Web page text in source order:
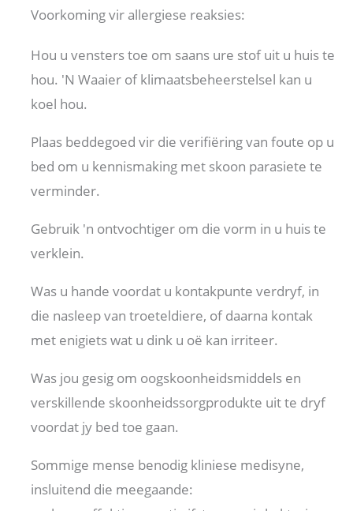
Voorkoming vir allergiese reaksies:
Hou u vensters toe om saans ure stof uit u huis te
hou. 'N Waaier of klimaatsbeheerstelsel kan u
koel hou.
Plaas beddegoed vir die verifiëring van foute op u
bed om u kennismaking met skoon parasiete te
verminder.
Gebruik 'n ontvochtiger om die vorm in u huis te
verklein.
Was u hande voordat u kontakpunte verdryf, in
die nasleep van troeteldiere, of daarna kontak
met enigiets wat u dink u oë kan irriteer.
Was jou gesig om oogskoonheidsmiddels en
verskillende skoonheidssorgprodukte uit te dryf
voordat jy bed toe gaan.
Sommige mense benodig kliniese medisyne,
insluitend die meegaande: